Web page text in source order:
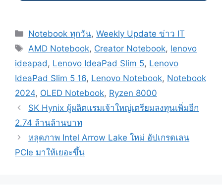
Categories
Notebook ทุกวัน,Weekly Update ข่าว IT
Tags
AMD Notebook, Creator Notebook, lenovo
ideapad, Lenovo IdeaPad Slim 5, Lenovo
IdeaPad Slim 5 16, Lenovo Notebook, Notebook
2024, OLED Notebook, Ryzen 8000
Post
navigation
SK Hynix ผู้ผลิตแรมเจ้าใหญ่เตรียมลงทุนเพิ่มอีก
2.74 ล้านล้านบาท
หลุดภาพ Intel Arrow Lake ใหม่ อัปเกรดเลน
PCIe มาให้เยอะขึ้น